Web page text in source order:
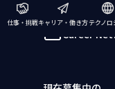
仕事・挑戦キャリア・働き方テクノロ
Career